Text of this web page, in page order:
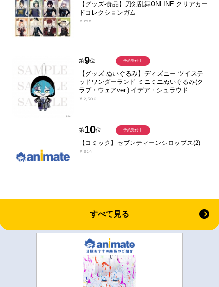
【グッズ-食品】刀剣乱舞ONLINE クリアカー
ドコレクションガム
￥220
第9位
【グッズ-ぬいぐるみ】ディズニー ツイステ
ッドワンダーランド ミニミニぬいぐるみ(ク
ラブ・ウェアver.) イデア・シュラウド
￥2,500
予約受付中
第10位
【コミック】セブンティーンシロップス(2)
￥924
予約受付中
すべて見る